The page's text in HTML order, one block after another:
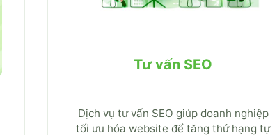
Tư vấn SEO
Dịch vụ tư vấn SEO giúp doanh nghiệp
tối ưu hóa website để tăng thứ hạng tự